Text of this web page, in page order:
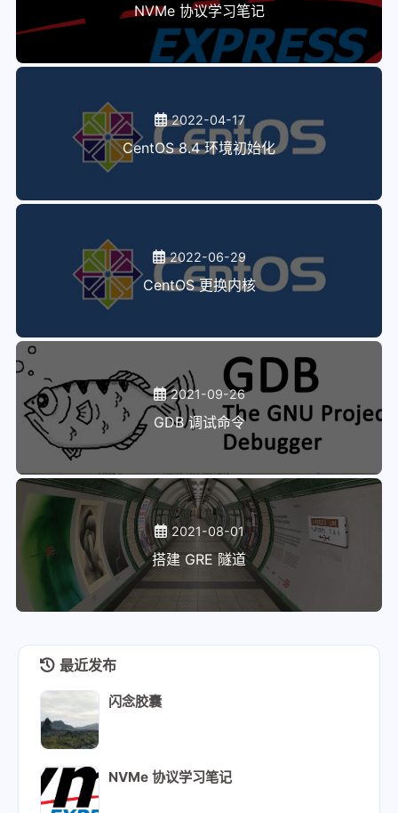
NVMe 协议学习笔记
2022-04-17
CentOS 8.4 环境初始化
2022-06-29
CentOS 更换内核
2021-09-26
GDB 调试命令
2021-08-01
搭建 GRE 隧道
最近发布
闪念胶囊
NVMe 协议学习笔记